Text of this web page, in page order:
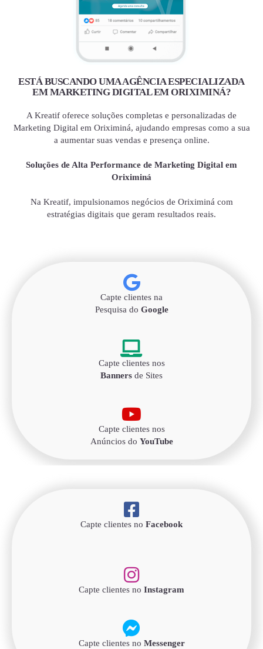
ESTÁ BUSCANDO UMA AGÊNCIA ESPECIALIZADA
EM MARKETING DIGITAL EM ORIXIMINÁ?
A Kreatif oferece soluções completas e personalizadas de
Marketing Digital em Oriximiná, ajudando empresas como a sua
a aumentar suas vendas e presença online.
Soluções de Alta Performance de Marketing Digital em
Oriximiná
Na Kreatif, impulsionamos negócios de Oriximiná com
estratégias digitais que geram resultados reais.
Capte clientes na
Pesquisa do Google
Capte clientes nos
Banners de Sites
Capte clientes nos
Anúncios do YouTube
Capte clientes no Facebook
Capte clientes no Instagram
Capte clientes no Messenger